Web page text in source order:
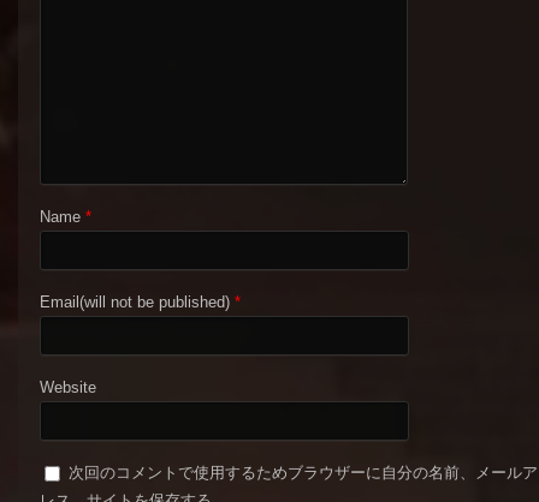
Name *
Email(will not be published) *
Website
次回のコメントで使用するためブラウザーに自分の名前、メール